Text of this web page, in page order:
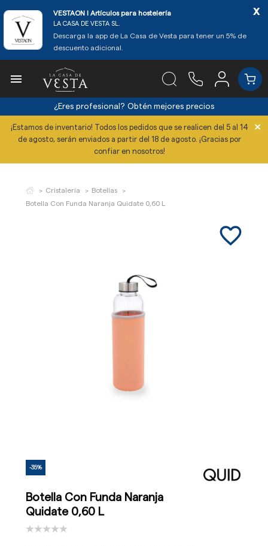
VESTAON l Artículos para hostelería
LA CASA DE VESTA SL.
Descarga la app de La Casa de Vesta para tener un 5% de
descuento adicional.
x

¿Eres profesional? Obtén mejores precios
¡Estamos de inventario! Todos los pedidos que se realicen del 5 al 14
de agosto, serán enviados a partir del 18 de agosto. ¡Gracias por
confiar en nosotros!
×
Cristalería
Botellas
Botella Con Funda Naranja Quidate 0,60 L
favorite_border
-35%
Botella Con Funda Naranja
Quidate 0,60 L